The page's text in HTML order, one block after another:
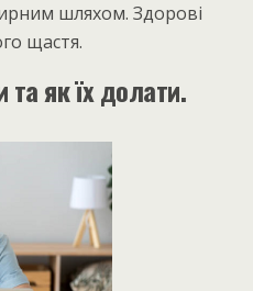
шляхом. Здорові
щастя.
та як їх долати.